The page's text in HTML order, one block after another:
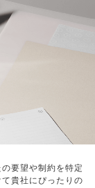
要望や制約を特定
貴社にぴったりの